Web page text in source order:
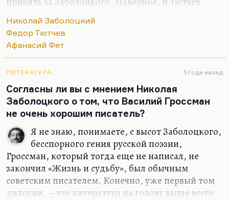
поэт более ровный. У Тютчева есть как и
безусловные шедевры, так и безусловные
провалы. А у Фета, скажем, или у Заболоцкого,
сказывалась на их литературных занятиях. Фет
всю свою идеологическую составляющую
направлял в прозу, в очерки, в воспоминания. В
текстах это не сказывалось. У Тютчева не
сказывалось.
Ну вот, любимое…
Николай Заболоцкий
Федор Тютчев
Афанасий Фет
ЛИТЕРАТУРА 3 года назад
Согласны ли вы с мнением Николая
Заболоцкого о том, что Василий Гроссман
не очень хорошим писатель?
Я не знаю, понимаете, с высот Заболоцкого,
бесспорного гения русской поэзии,
Гроссман, который тогда еще не написал, не
закончил «Жизнь и судьбу», был обычным
советским писателем. Конечно, уже первый том
дилогии, – это литература на голову выше всего